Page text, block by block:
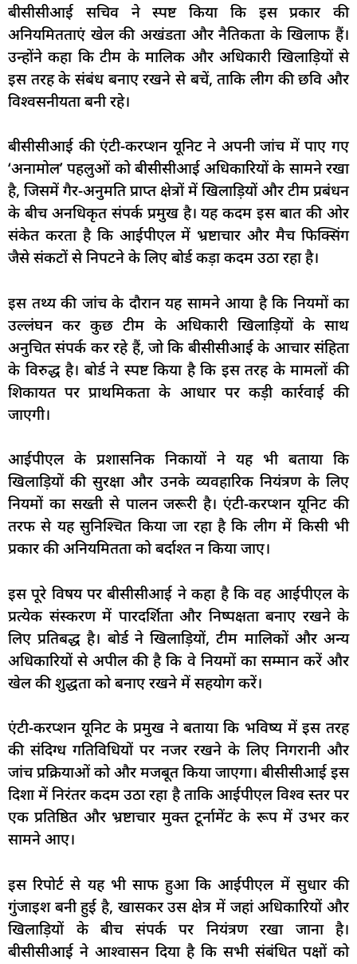
बीसीसीआई सचिव ने स्पष्ट किया कि इस प्रकार की
अनियमितताएं खेल की अखंडता और नैतिकता के खिलाफ हैं।
उन्होंने कहा कि टीम के मालिक और अधिकारी खिलाड़ियों से
इस तरह के संबंध बनाए रखने से बचें, ताकि लीग की छवि और
विश्वसनीयता बनी रहे।
बीसीसीआई की एंटी-करप्शन यूनिट ने अपनी जांच में पाए गए
‘अनामोल’ पहलुओं को बीसीसीआई अधिकारियों के सामने रखा
है, जिसमें गैर-अनुमति प्राप्त क्षेत्रों में खिलाड़ियों और टीम प्रबंधन
के बीच अनधिकृत संपर्क प्रमुख है। यह कदम इस बात की ओर
संकेत करता है कि आईपीएल में भ्रष्टाचार और मैच फिक्सिंग
जैसे संकटों से निपटने के लिए बोर्ड कड़ा कदम उठा रहा है।
इस तथ्य की जांच के दौरान यह सामने आया है कि नियमों का
उल्लंघन कर कुछ टीम के अधिकारी खिलाड़ियों के साथ
अनुचित संपर्क कर रहे हैं, जो कि बीसीसीआई के आचार संहिता
के विरुद्ध है। बोर्ड ने स्पष्ट किया है कि इस तरह के मामलों की
शिकायत पर प्राथमिकता के आधार पर कड़ी कार्रवाई की
जाएगी।
आईपीएल के प्रशासनिक निकायों ने यह भी बताया कि
खिलाड़ियों की सुरक्षा और उनके व्यवहारिक नियंत्रण के लिए
नियमों का सख्ती से पालन जरूरी है। एंटी-करप्शन यूनिट की
तरफ से यह सुनिश्चित किया जा रहा है कि लीग में किसी भी
प्रकार की अनियमितता को बर्दाश्त न किया जाए।
इस पूरे विषय पर बीसीसीआई ने कहा है कि वह आईपीएल के
प्रत्येक संस्करण में पारदर्शिता और निष्पक्षता बनाए रखने के
लिए प्रतिबद्ध है। बोर्ड ने खिलाड़ियों, टीम मालिकों और अन्य
अधिकारियों से अपील की है कि वे नियमों का सम्मान करें और
खेल की शुद्धता को बनाए रखने में सहयोग करें।
एंटी-करप्शन यूनिट के प्रमुख ने बताया कि भविष्य में इस तरह
की संदिग्ध गतिविधियों पर नजर रखने के लिए निगरानी और
जांच प्रक्रियाओं को और मजबूत किया जाएगा। बीसीसीआई इस
दिशा में निरंतर कदम उठा रहा है ताकि आईपीएल विश्व स्तर पर
एक प्रतिष्ठित और भ्रष्टाचार मुक्त टूर्नामेंट के रूप में उभर कर
सामने आए।
इस रिपोर्ट से यह भी साफ हुआ कि आईपीएल में सुधार की
गुंजाइश बनी हुई है, खासकर उस क्षेत्र में जहां अधिकारियों और
खिलाड़ियों के बीच संपर्क पर नियंत्रण रखा जाना है।
बीसीसीआई ने आश्वासन दिया है कि सभी संबंधित पक्षों को